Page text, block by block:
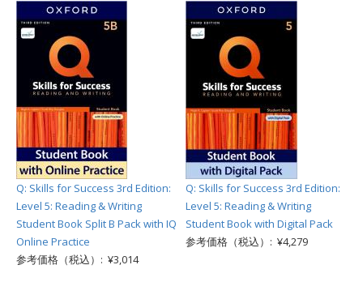
Q: Skills for Success 3rd Edition:
Level 5: Reading & Writing
Student Book Split B Pack with IQ
Online Practice
参考価格（税込）: ¥3,014
Q: Skills for Success 3rd Edition:
Level 5: Reading & Writing
Student Book with Digital Pack
参考価格（税込）: ¥4,279